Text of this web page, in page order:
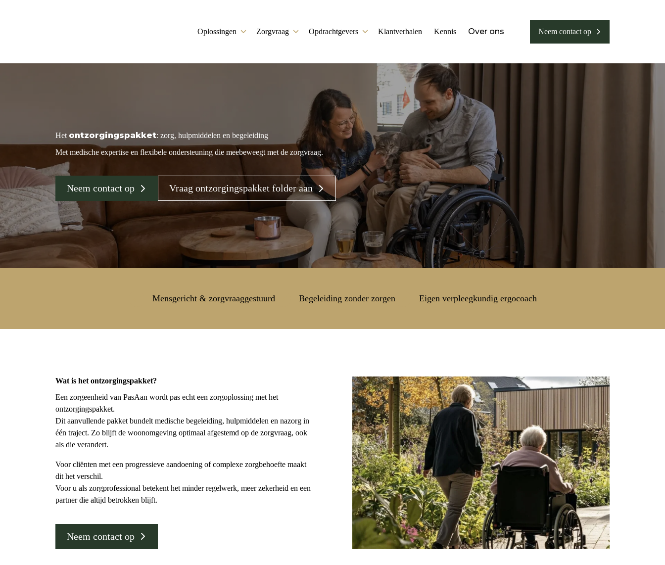
Oplossingen Zorgvraag Opdrachtgevers Klantverhalen Kennis Over ons Neem contact op
Het ontzorgingspakket: zorg, hulpmiddelen en begeleiding
Met medische expertise en flexibele ondersteuning die meebeweegt met de zorgvraag.
Neem contact op Vraag ontzorgingspakket folder aan
Mensgericht & zorgvraaggestuurd Begeleiding zonder zorgen Eigen verpleegkundig ergocoach
Wat is het ontzorgingspakket?
Een zorgeenheid van PasAan wordt pas echt een zorgoplossing met het
ontzorgingspakket.
Dit aanvullende pakket bundelt medische begeleiding, hulpmiddelen en nazorg in
één traject. Zo blijft de woonomgeving optimaal afgestemd op de zorgvraag, ook
als die verandert.
Voor cliënten met een progressieve aandoening of complexe zorgbehoefte maakt
dit het verschil.
Voor u als zorgprofessional betekent het minder regelwerk, meer zekerheid en een
partner die altijd betrokken blijft.
Neem contact op